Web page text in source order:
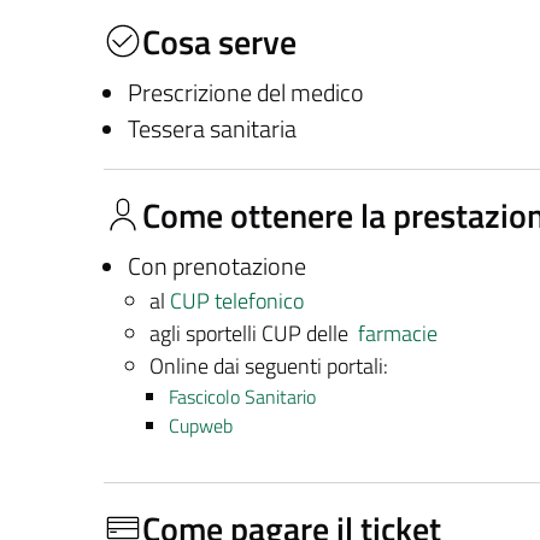
Cosa serve
Prescrizione del medico
Tessera sanitaria
Come ottenere la
Con prenotazione
al CUP telefonico
agli sportelli CUP delle farmacie
Online dai seguenti portali:
Fascicolo Sanitario
Cupweb
Come pagare il ticket